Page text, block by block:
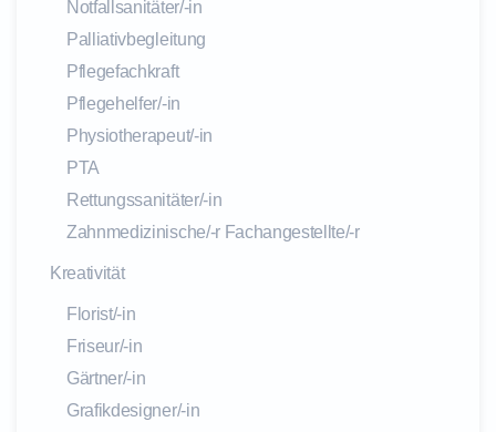
Notfallsanitäter/-in
Palliativbegleitung
Pflegefachkraft
Pflegehelfer/-in
Physiotherapeut/-in
PTA
Rettungssanitäter/-in
Zahnmedizinische/-r Fachangestellte/-r
Kreativität
Florist/-in
Friseur/-in
Gärtner/-in
Grafikdesigner/-in